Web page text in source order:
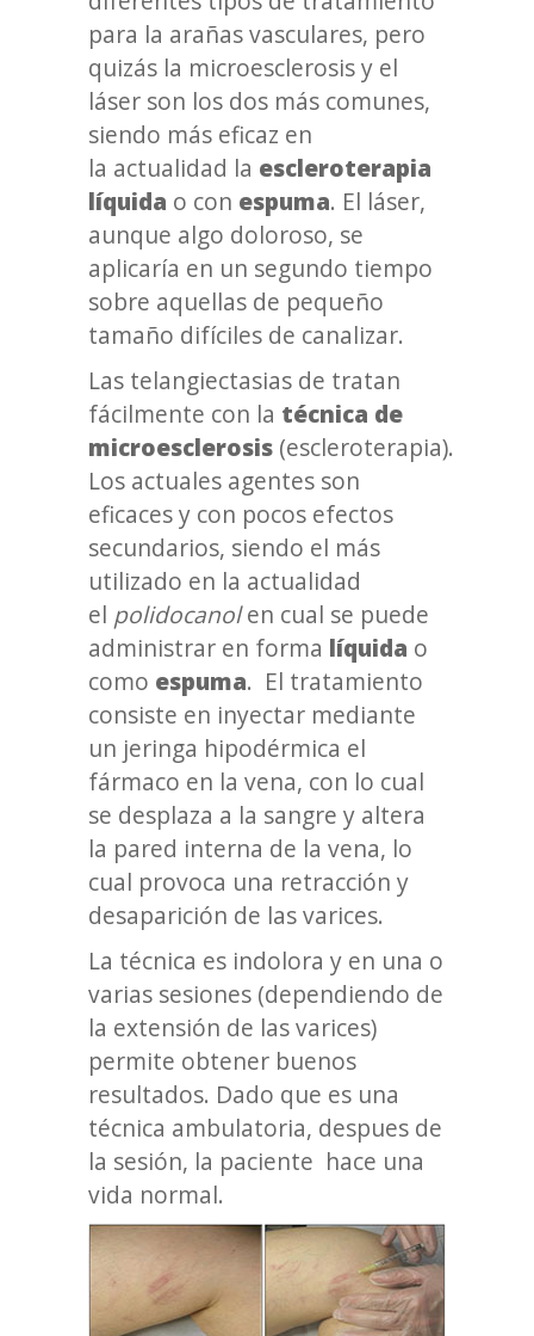
para la arañas vasculares, pero
quizás la microesclerosis y el
láser son los dos más comunes,
siendo más eficaz en
la actualidad la escleroterapia
líquida o con espuma. El láser,
aunque algo doloroso, se
aplicaría en un segundo tiempo
sobre aquellas de pequeño
tamaño difíciles de canalizar.
Las telangiectasias de tratan
fácilmente con la técnica de
microesclerosis (escleroterapia).
Los actuales agentes son
eficaces y con pocos efectos
secundarios, siendo el más
utilizado en la actualidad
el polidocanolen cual se puede
administrar en forma líquida o
como espuma. El tratamiento
consiste en inyectar mediante
un jeringa hipodérmica el
fármaco en la vena, con lo cual
se desplaza a la sangre y altera
la pared interna de la vena, lo
cual provoca una retracción y
desaparición de las varices.
La técnica es indolora y en una o
varias sesiones (dependiendo de
la extensión de las varices)
permite obtener buenos
resultados. Dado que es una
técnica ambulatoria, despues de
la sesión, la paciente hace una
vida normal.